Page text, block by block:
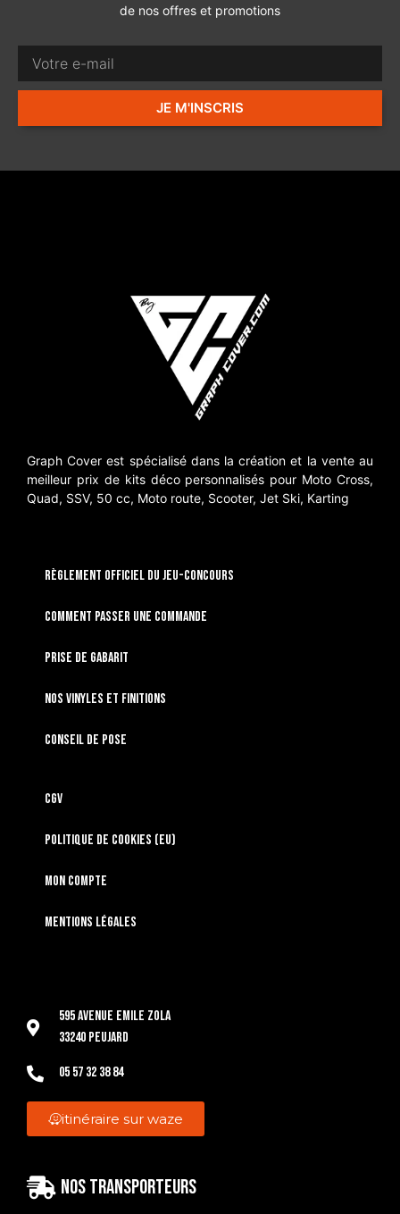
de nos offres et promotions
JE M'INSCRIS
Graph Cover est spécialisé dans la création et la vente au
meilleur prix de kits déco personnalisés pour Moto Cross,
Quad, SSV, 50 cc, Moto route, Scooter, Jet Ski, Karting
RÈGLEMENT OFFICIEL DU JEU-CONCOURS
Comment passer une commande
Prise de gabarit
Nos vinyles et finitions
Conseil de pose
CGV
Politique de cookies (EU)
Mon compte
Mentions légales
595 Avenue Emile Zola
33240 Peujard
05 57 32 38 84
itinéraire sur waze
Nos transporteurs